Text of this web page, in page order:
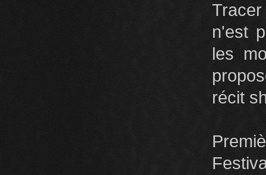
n'est
les
récit